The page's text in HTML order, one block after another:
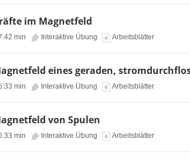
im Magnetfeld
min Interaktive Übung Arbeitsblätter
eines geraden,
min Interaktive Übung Arbeitsblätter
von Spulen
min Interaktive Übung Arbeitsblätter